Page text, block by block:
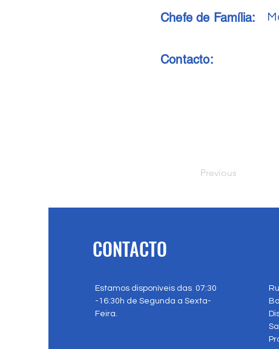
Chefe de Família:
Contacto:
Previous
CONTACTO
Estamos disponíveis das 07:30
-16:30h de Segunda a Sexta-
Feira.